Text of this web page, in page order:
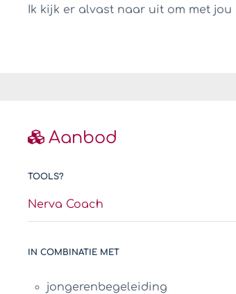
Ik kijk er alvast naar uit om met
Aanbod
TOOLS?
Nerva Coach
IN COMBINATIE MET
jongerenbegeleiding